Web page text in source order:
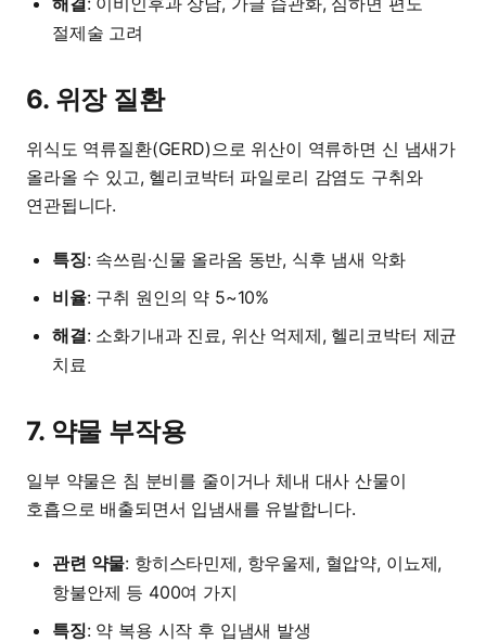
절제술 고려
6. 위장 질환
위식도 역류질환(GERD)으로 위산이 역류하면 신 냄새가
올라올 수 있고, 헬리코박터 파일로리 감염도 구취와
연관됩니다.
특징: 속쓰림·신물 올라옴 동반, 식후 냄새 악화
비율: 구취 원인의 약 5~10%
해결: 소화기내과 진료, 위산 억제제, 헬리코박터 제균
치료
7. 약물 부작용
일부 약물은 침 분비를 줄이거나 체내 대사 산물이
호흡으로 배출되면서 입냄새를 유발합니다.
관련 약물: 항히스타민제, 항우울제, 혈압약, 이뇨제,
항불안제 등 400여 가지
특징: 약 복용 시작 후 입냄새 발생